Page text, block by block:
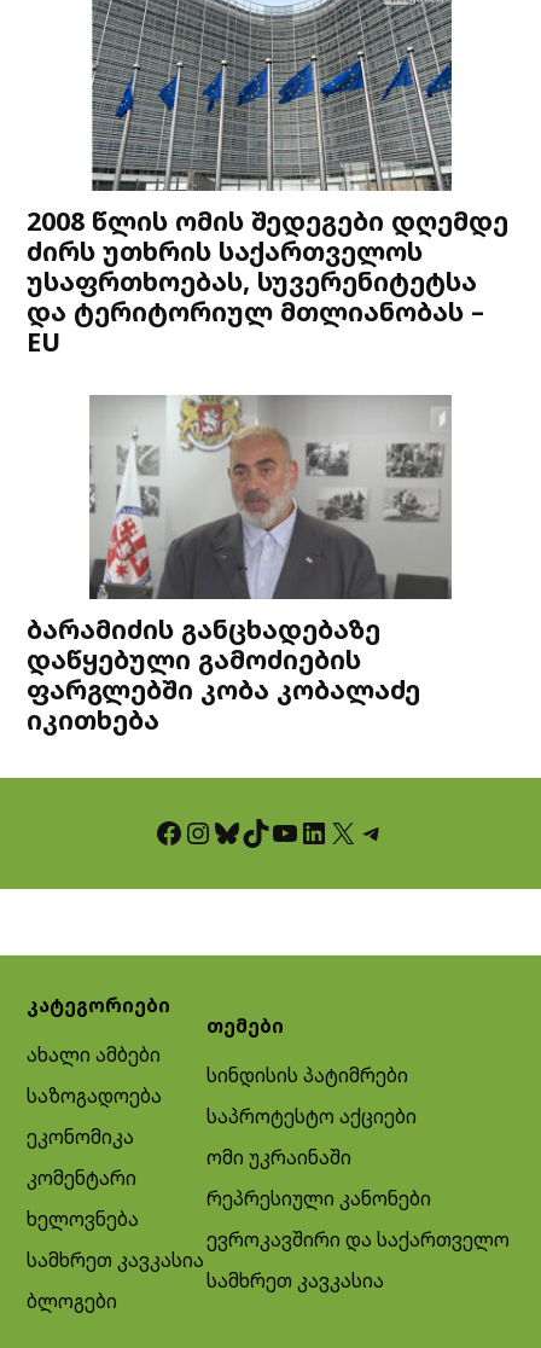
2008 წლის ომის შედეგები დღემდე
ძირს უთხრის საქართველოს
უსაფრთხოებას, სუვერენიტეტსა
და ტერიტორიულ მთლიანობას –
EU
ბარამიძის განცხადებაზე
დაწყებული გამოძიების
ფარგლებში კობა კობალაძე
იკითხება
Facebook InstagramBluesky TikTok YouTube LinkedIn X Telegram
კატეგორიები
ახალი ამბები
საზოგადოება
ეკონომიკა
კომენტარი
ხელოვნება
სამხრეთ კავკასია
ბლოგები
თემები
სინდისის პატიმრები
საპროტესტო აქციები
ომი უკრაინაში
რეპრესიული კანონები
ევროკავშირი და საქართველო
სამხრეთ კავკასია